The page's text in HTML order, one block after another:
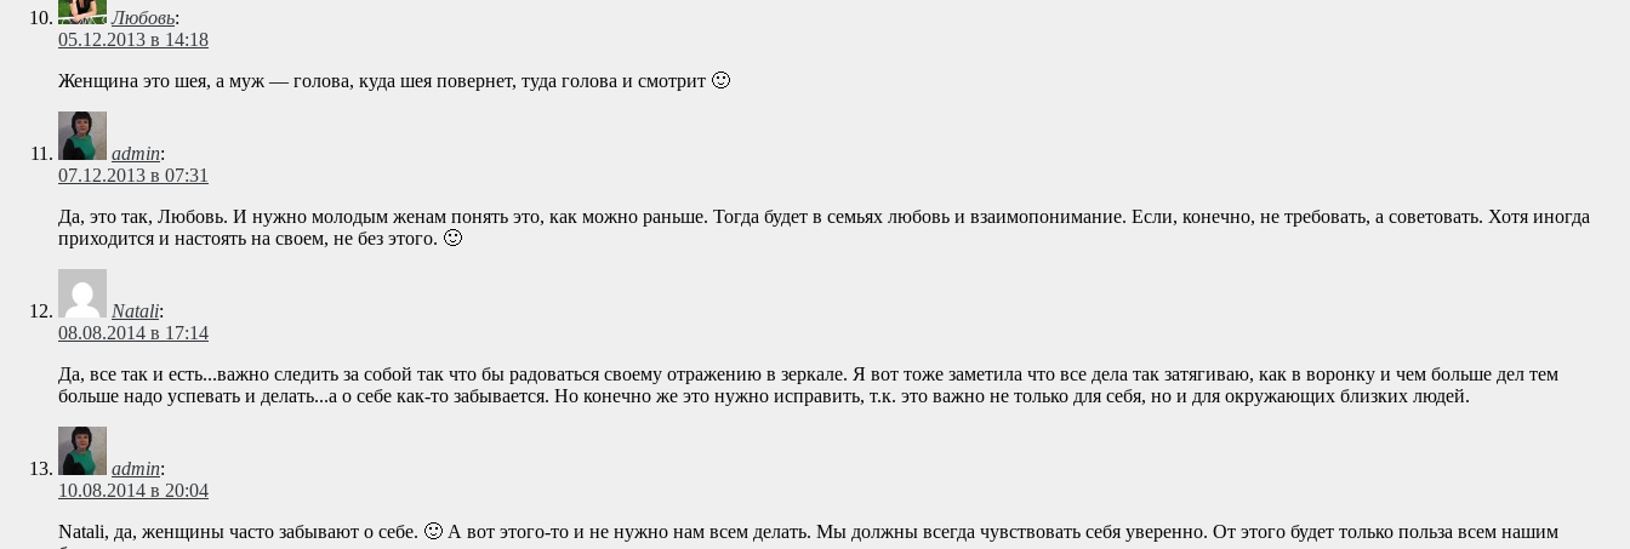
Любовь:
05.12.2013 в 14:18
Женщина это шея, а муж — голова, куда шея повернет, туда голова и смотрит 🙂
admin:
07.12.2013 в 07:31
Да, это так, Любовь. И нужно молодым женам понять это, как можно раньше. Тогда будет в семьях любовь и взаимопонимание. Если, конечно, не требовать, а советовать. Хотя иногда
приходится и настоять на своем, не без этого. 🙂
Natali:
08.08.2014 в 17:14
Да, все так и есть...важно следить за собой так что бы радоваться своему отражению в зеркале. Я вот тоже заметила что все дела так затягиваю, как в воронку и чем больше дел тем
больше надо успевать и делать...а о себе как-то забывается. Но конечно же это нужно исправить, т.к. это важно не только для себя, но и для окружающих близких людей.
admin:
10.08.2014 в 20:04
Natali, да, женщины часто забывают о себе. 🙂 А вот этого-то и не нужно нам всем делать. Мы должны всегда чувствовать себя уверенно. От этого будет только польза всем нашим